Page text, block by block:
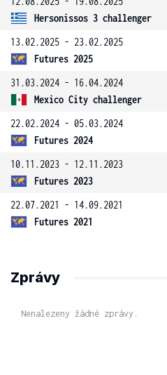
Hersonissos 3 challenger
13.02.2025 - 23.02.2025
Futures 2025
31.03.2024 - 16.04.2024
Mexico City challenger
22.02.2024 - 05.03.2024
Futures 2024
10.11.2023 - 12.11.2023
Futures 2023
22.07.2021 - 14.09.2021
Futures 2021
Zprávy
Nenalezeny žádné zprávy.